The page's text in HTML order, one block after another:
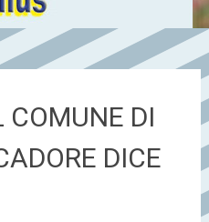
COMUNE DI
DICE